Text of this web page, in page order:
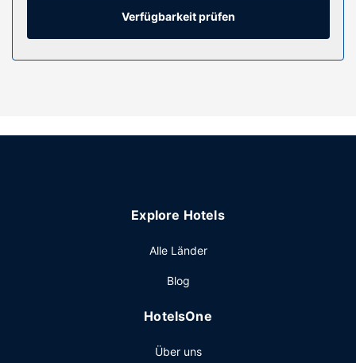
Ausstattung der Anlage
zu den Freizeiteinrichtungen Folgendes: Sauna und
Poolbars und gönn dir ein erfrischendes Getränk. Ein
Sonstige Einrichtungen
Zum Angebot gehören ein kostenloser Internetzugang per
Vor Ort gibt es Folgendes: Parken ohne Service
Verfügbarkeit prüfen
Explore Hotels
Alle Länder
Blog
HotelsOne
Über uns